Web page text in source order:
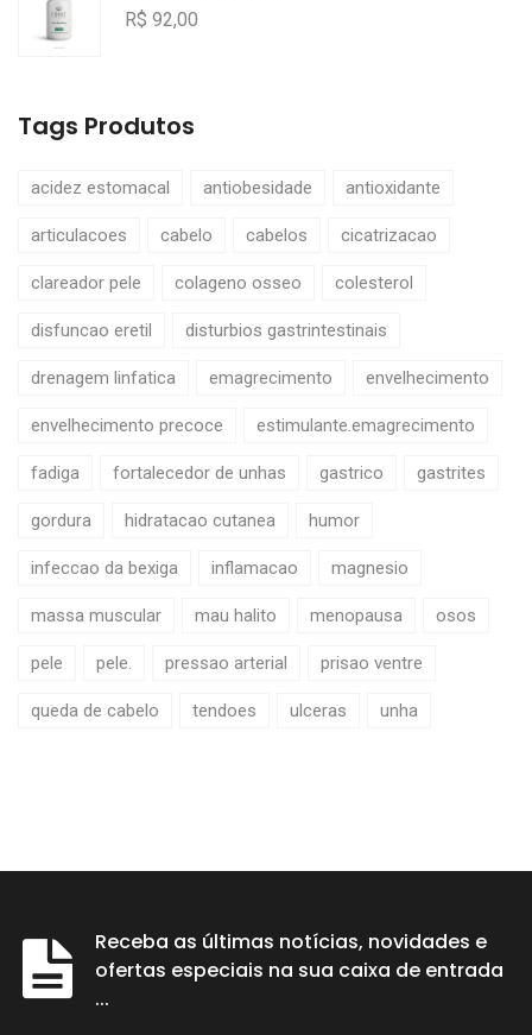
R$ 92,00
Tags Produtos
acidez estomacal antiobesidade antioxidante
articulacoes cabelo cabelos cicatrizacao
clareador pele colageno osseo colesterol
disfuncao eretil disturbios gastrintestinais
drenagem linfatica emagrecimento envelhecimento
envelhecimento precoce estimulante.emagrecimento
fadiga fortalecedor de unhas gastrico gastrites
gordura hidratacao cutanea humor
infeccao da bexiga inflamacao magnesio
massa muscular mau halito menopausa osos
pele pele. pressao arterial prisao ventre
queda de cabelo tendoes ulceras unha
Receba as últimas notícias, novidades e
ofertas especiais na sua caixa de entrada
...